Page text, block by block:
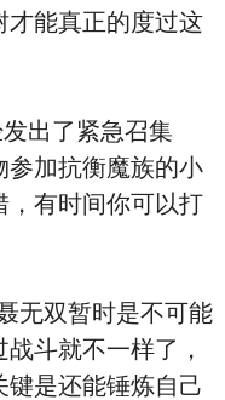
才能真正的度过这
出了紧急召集
参加抗衡魔族的小
，有时间你可以打
双暂时是不可能
斗就不一样了，
是还能锤炼自己